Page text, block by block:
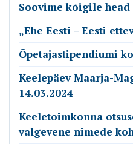
Soovime kõigile head
„Ehe Eesti – Eesti
Õpetajastipendiumi
Keelepäev Maarja-
14.03.2024
Keeletoimkonna
valgevene nimede